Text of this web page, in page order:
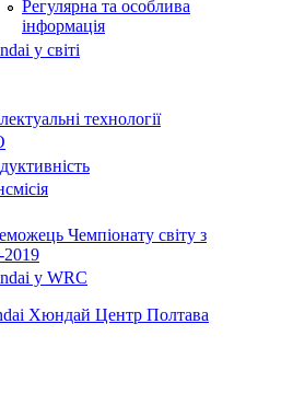
Регулярна та особлива
інформація
у світі
технології
Чемпіонату світу з
2019
у WRC